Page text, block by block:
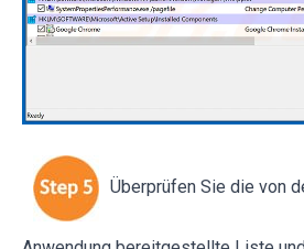
Überprüfen Sie die von